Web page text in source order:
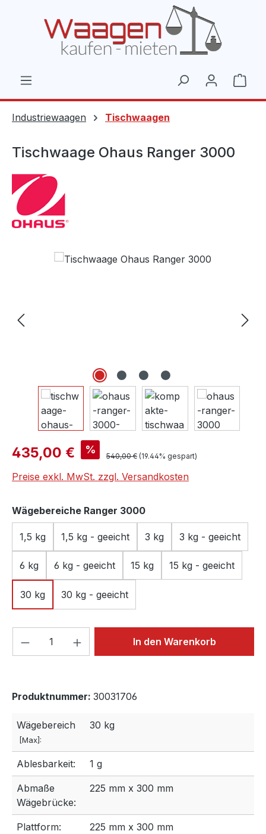
Industriewaagen Tischwaagen
Tischwaage Ohaus Ranger 3000
Bildergalerie überspringen
Verkaufspreis:
435,00 € % Regulärer Preis:
540,00 € (19.44% gespart)
Preise exkl. MwSt. zzgl. Versandkosten
Wägebereiche Ranger 3000auswählen
1,5 kg 1,5 kg - geeicht 3 kg 3 kg - geeicht
6 kg 6 kg - geeicht 15 kg 15 kg - geeicht
30 kg 30 kg - geeicht
Produkt Anzahl: Gib denIn den Warenkorb
Produktnummer: 30031706
Wägebereich
[Max]:
30 kg
Ablesbarkeit: 1 g
Abmaße
Wägebrücke:
225 mm x 300 mm
Plattform: 225 mm x 300 mm